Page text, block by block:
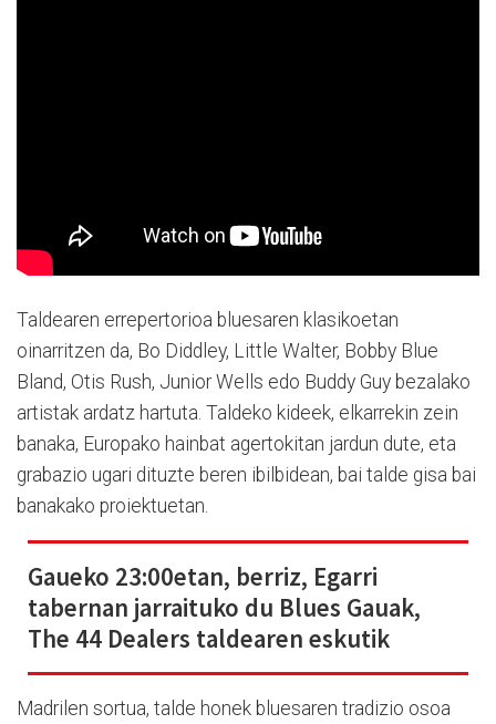
Taldearen errepertorioa bluesaren klasikoetan
oinarritzen da, Bo Diddley, Little Walter, Bobby Blue
Bland, Otis Rush, Junior Wells edo Buddy Guy bezalako
artistak ardatz hartuta. Taldeko kideek, elkarrekin zein
banaka, Europako hainbat agertokitan jardun dute, eta
grabazio ugari dituzte beren ibilbidean, bai talde gisa bai
banakako proiektuetan.
Gaueko 23:00etan, berriz, Egarri
tabernan jarraituko du Blues Gauak,
The 44 Dealers taldearen eskutik
Madrilen sortua, talde honek bluesaren tradizio osoa